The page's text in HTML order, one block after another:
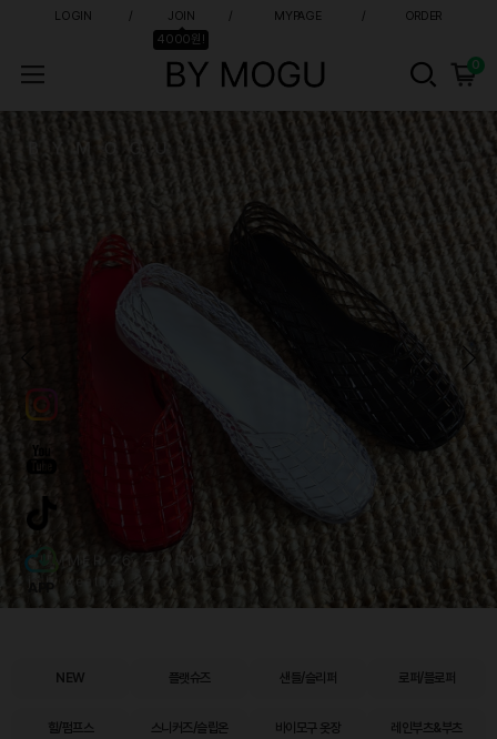
LOGIN
JOIN
4000원!
MYPAGE ORDER
0
APP
NEW 플랫슈즈 샌들/슬리퍼 로퍼/블로퍼
힐/펌프스 스니커즈/슬립온 바이모구 옷장 레인부츠&부츠